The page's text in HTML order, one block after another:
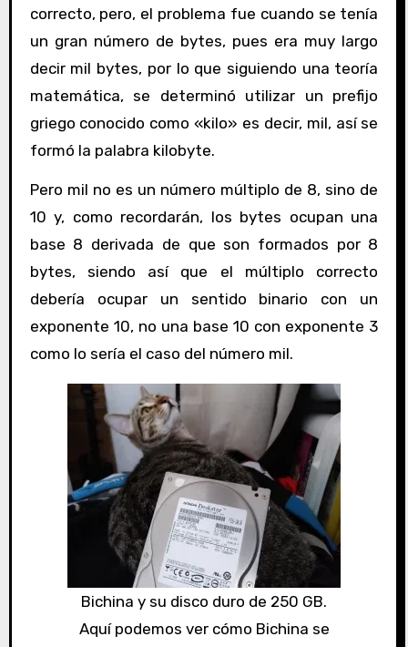
correcto, pero, el problema fue cuando se tenía
un gran número de bytes, pues era muy largo
decir mil bytes, por lo que siguiendo una teoría
matemática, se determinó utilizar un prefijo
griego conocido como «kilo» es decir, mil, así se
formó la palabra kilobyte.
Pero mil no es un número múltiplo de 8, sino de
10 y, como recordarán, los bytes ocupan una
base 8 derivada de que son formados por 8
bytes, siendo así que el múltiplo correcto
debería ocupar un sentido binario con un
exponente 10, no una base 10 con exponente 3
como lo sería el caso del número mil.
Bichina y su disco duro de 250 GB.
Aquí podemos ver cómo Bichina se